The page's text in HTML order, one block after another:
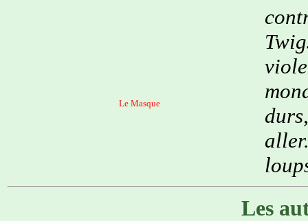
Le Masque
Les